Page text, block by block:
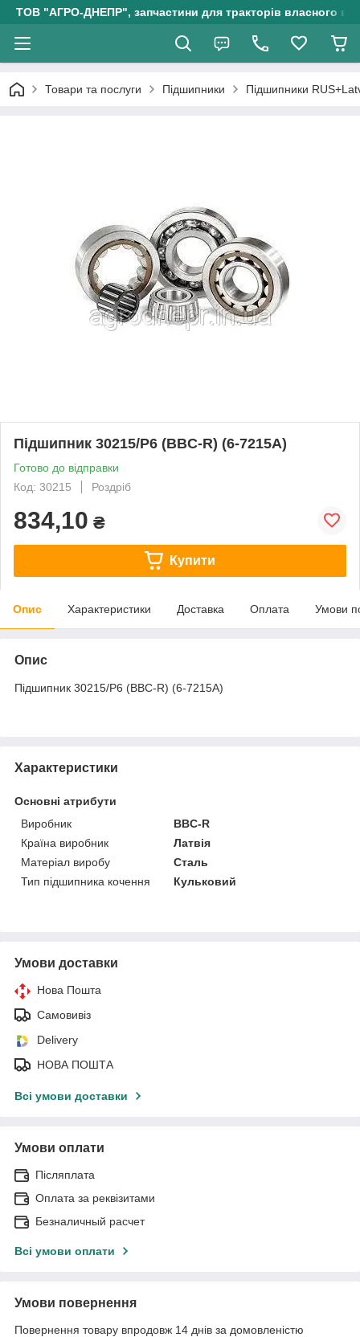
ТОВ "АГРО-ДНЕПР", запчастини для тракторів власного
Товари та послуги Підшипники Підшипники
Підшипник 30215/Р6 (BBC-R) (6-7215А)
Готово до відправки
Код: 30215
Роздріб
834,10 ₴
Купити
Опис Характеристики Доставка Оплата Умови
Опис
Підшипник 30215/Р6 (BBC-R) (6-7215А)
Характеристики
Основні атрибути
Виробник
BBC-R
Країна виробник
Латвія
Матеріал виробу
Сталь
Тип підшипника кочення
Кульковий
Умови доставки
Нова Пошта
Самовивіз
Delivery
НОВА ПОШТА
Всі умови доставки
Умови оплати
Післяплата
Оплата за реквізитами
Безналичный расчет
Всі умови оплати
Умови повернення
Повернення товару впродовж 14 днів за домовленістю